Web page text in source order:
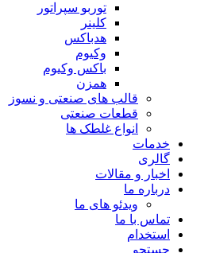
توربو سپراتور
کلینر
هدباکس
وکیوم
باکس وکیوم
همزن
قالب های صنعتی و نسوز
قطعات صنعتی
انواع غلطک ها
خدمات
گالری
اخبار و مقالات
درباره ما
ویدئو های ما
تماس با ما
استخدام
جستجو